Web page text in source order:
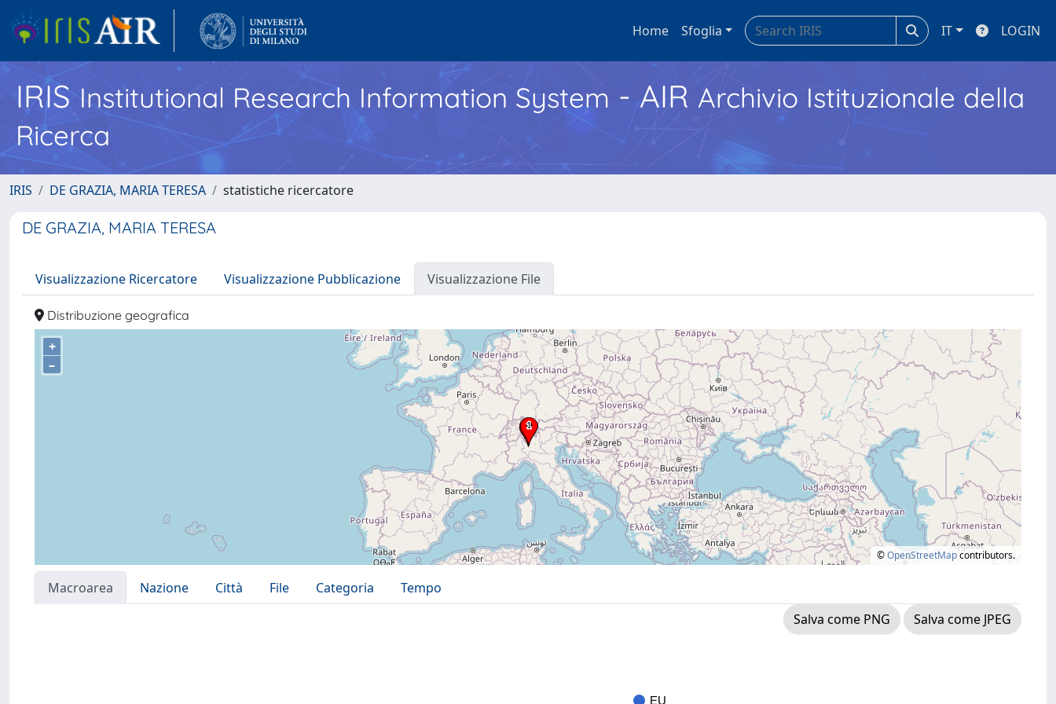
Home Sfoglia IT LOGIN
IRISInstitutional Research Information System - AIR Archivio Istituzionale della
Ricerca
IRIS DE GRAZIA, MARIA TERESA statistiche ricercatore
DE GRAZIA, MARIA TERESA
Visualizzazione Ricercatore Visualizzazione Pubblicazione Visualizzazione File
Distribuzione geografica
+
–
©OpenStreetMapcontributors.
Macroarea Nazione Città File Categoria
Tempo
Salva come PNG
Salva come JPEG
EU